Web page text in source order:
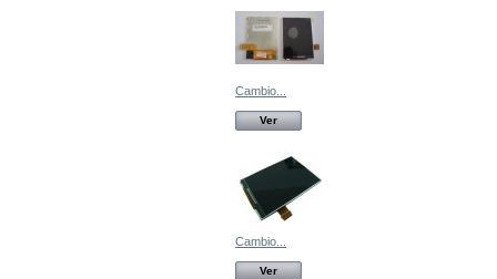
Cambio...
Ver
Cambio...
Ver